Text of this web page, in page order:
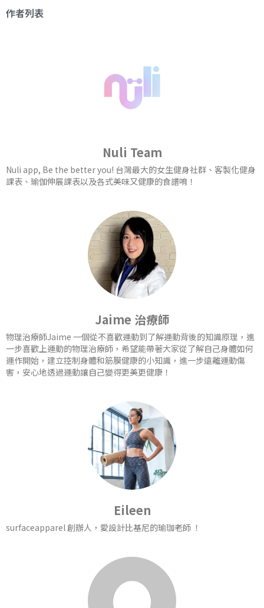
作者列表
Nuli Team
Nuli app, Be the better you! 台灣最大的女生健身社群、客製化健身
課表、瑜伽伸展課表以及各式美味又健康的食譜唷！
Jaime 治療師
物理治療師Jaime 一個從不喜歡運動到了解運動背後的知識原理，進
一步喜歡上運動的物理治療師，希望能帶著大家從了解自己身體如何
運作開始，建立控制身體和筋膜健康的小知識，進一步遠離運動傷
害，安心地透過運動讓自己變得更美更健康！
Eileen
surfaceapparel 創辦人，愛設計比基尼的瑜珈老師 ！